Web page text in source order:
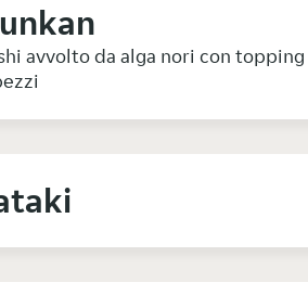
avvolto da alga nori con